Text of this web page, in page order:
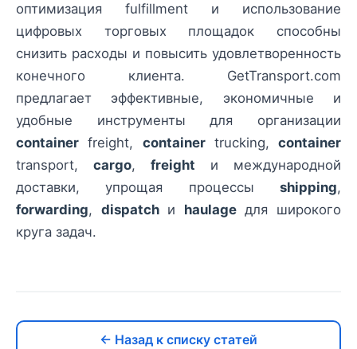
оптимизация fulfillment и использование
цифровых торговых площадок способны
снизить расходы и повысить удовлетворенность
конечного клиента. GetTransport.com
предлагает эффективные, экономичные и
удобные инструменты для организации
container freight, containertrucking, container
transport, cargo, freight и международной
доставки, упрощая процессы shipping,
forwarding, dispatchи haulageдля широкого
круга задач.
← Назад к списку статей